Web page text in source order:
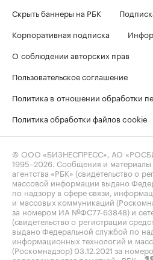
Скрыть баннеры на РБК
Корпоративная подписка
О соблюдении авторских прав
Пользовательское соглашение
Политика в отношении обработки
Политика обработки файлов cookie
© ООО «БИЗНЕСПРЕСС», АО
1995–2026 . Сообщения и
агентства «РБК» (свидетельство о
массовой информации выдано
по надзору в сфере связи,
и массовых коммуникаций
за номером ИА №ФС77-63848) и
(свидетельство о регистрации
выдано Федеральной службой по
информационных технологий и
(Роскомнадзор) 03.12.2021 за